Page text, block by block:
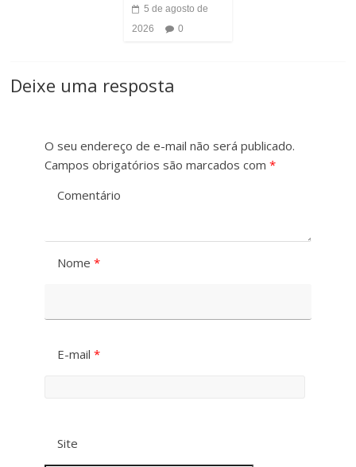
5 de agosto de
2026
0
Deixe uma resposta
O seu endereço de e-mail não será publicado.
Campos obrigatórios são marcados com *
Comentário
Nome *
E-mail *
Site